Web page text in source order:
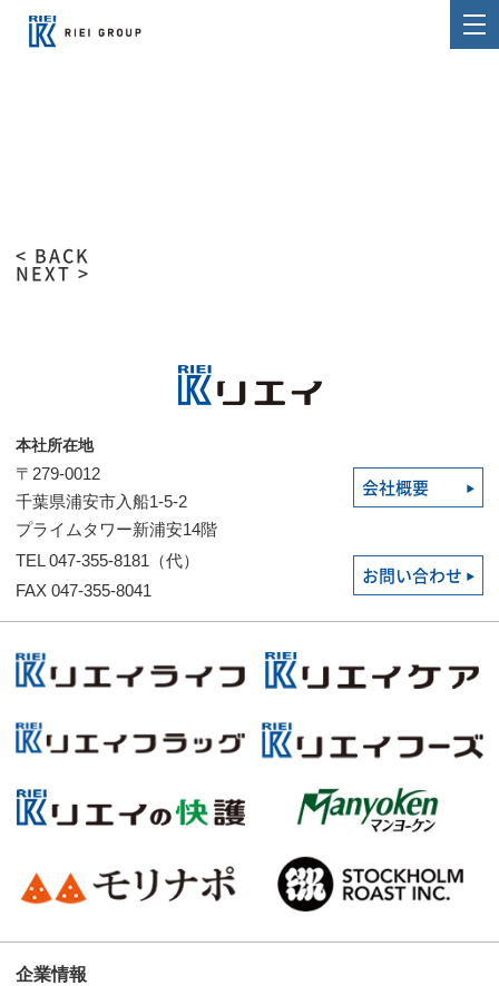
< BACK
NEXT >
本社所在地
〒279-0012
千葉県浦安市入船1-5-2
プライムタワー新浦安14階
会社概要
TEL 047-355-8181（代）
FAX 047-355-8041
お問い合わせ
企業情報